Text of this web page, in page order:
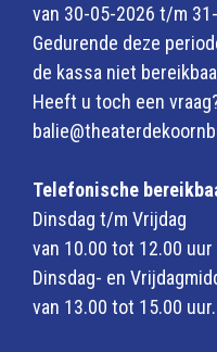
van 30-05-2026 t/m
Gedurende deze
de kassa niet
Heeft u toch een
Telefonische
Dinsdag t/m Vrijdag
van 10.00 tot 12.00 uur
Dinsdag- en
van 13.00 tot 15.00 uur.